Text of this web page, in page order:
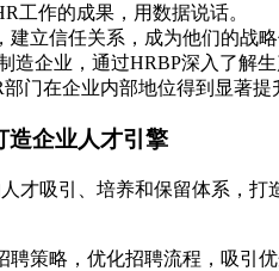
工作的成果，用数据说话。
立信任关系，成为他们的战略
造企业，通过HRBP深入了解
门在企业内部地位得到显著提
造企业人才引擎
才吸引、培养和保留体系，打
聘策略，优化招聘流程，吸引优